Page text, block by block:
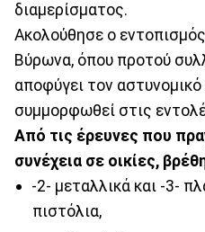
διαμερίσματος.
Ακολούθησε ο
Βύρωνα, όπου προτού
αποφύγει τον
συμμορφωθεί στις
Από τις έρευνες που
συνέχεια σε οικίες,
-2- μεταλλικά και -3-
πιστόλια,